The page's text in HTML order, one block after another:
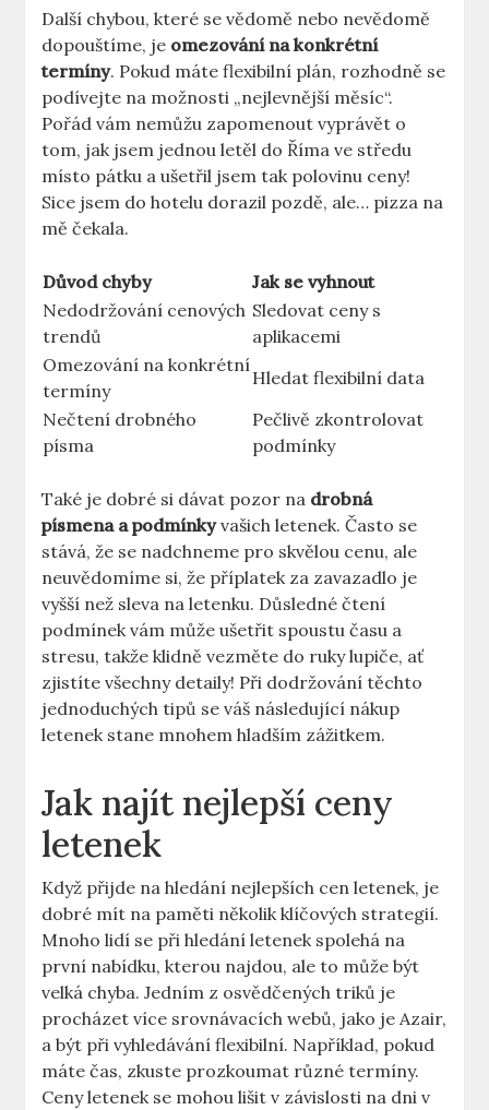
Další chybou, které se vědomě nebo nevědomě
dopouštíme, je omezování na konkrétní
termíny. Pokud máte flexibilní plán, rozhodně se
podívejte na možnosti „nejlevnější měsíc“.
Pořád vám nemůžu zapomenout vyprávět o
tom, jak jsem jednou letěl do Říma ve středu
místo pátku a ušetřil jsem tak polovinu ceny!
Sice jsem do hotelu dorazil pozdě, ale… pizza na
mě čekala.
Důvod chyby
Jak se vyhnout
Nedodržování cenových
trendů
Sledovat ceny s
aplikacemi
Omezování na konkrétní
termíny
Hledat flexibilní data
Nečtení drobného
písma
Pečlivě zkontrolovat
podmínky
Také je dobré si dávat pozor na drobná
písmena a podmínkyvašich letenek. Často se
stává, že se nadchneme pro skvělou cenu, ale
neuvědomíme si, že příplatek za zavazadlo je
vyšší než sleva na letenku. Důsledné čtení
podmínek vám může ušetřit spoustu času a
stresu, takže klidně vezměte do ruky lupiče, ať
zjistíte všechny detaily! Při dodržování těchto
jednoduchých tipů se váš následující nákup
letenek stane mnohem hladším zážitkem.
Jak najít nejlepší ceny
letenek
Když přijde na hledání nejlepších cen letenek, je
dobré mít na paměti několik klíčových strategií.
Mnoho lidí se při hledání letenek spolehá na
první nabídku, kterou najdou, ale to může být
velká chyba. Jedním z osvědčených triků je
procházet více srovnávacích webů, jako je Azair,
a být při vyhledávání flexibilní. Například, pokud
máte čas, zkuste prozkoumat různé termíny.
Ceny letenek se mohou lišit v závislosti na dni v